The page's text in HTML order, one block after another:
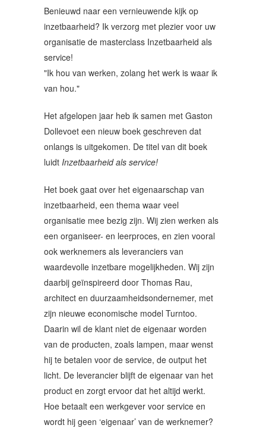
Benieuwd naar een vernieuwende kijk op
inzetbaarheid? Ik verzorg met plezier voor uw
organisatie de masterclass Inzetbaarheid als
service!
"Ik hou van werken, zolang het werk is waar ik
van hou."
Het afgelopen jaar heb ik samen met Gaston
Dollevoet een nieuw boek geschreven dat
onlangs is uitgekomen. De titel van dit boek
luidt Inzetbaarheid als service!
Het boek gaat over het eigenaarschap van
inzetbaarheid, een thema waar veel
organisatie mee bezig zijn. Wij zien werken als
een organiseer- en leerproces, en zien vooral
ook werknemers als leveranciers van
waardevolle inzetbare mogelijkheden. Wij zijn
daarbij geïnspireerd door Thomas Rau,
architect en duurzaamheidsondernemer, met
zijn nieuwe economische model Turntoo.
Daarin wil de klant niet de eigenaar worden
van de producten, zoals lampen, maar wenst
hij te betalen voor de service, de output het
licht. De leverancier blijft de eigenaar van het
product en zorgt ervoor dat het altijd werkt.
Hoe betaalt een werkgever voor service en
wordt hij geen ‘eigenaar’ van de werknemer?